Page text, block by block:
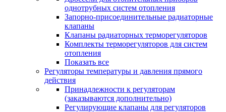
однотрубных систем отопления
Запорно-присоединительные радиаторные
клапаны
Клапаны радиаторных терморегуляторов
Комплекты терморегуляторов для систем
отопления
Показать все
Регуляторы температуры и давления прямого
действия
Принадлежности к регуляторам
(заказываются дополнительно)
Регулирующие клапаны для регуляторов